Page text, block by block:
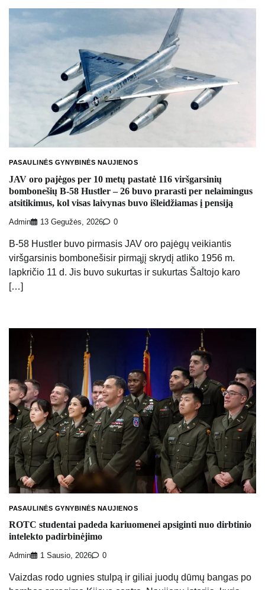
PASAULINĖS GYNYBINĖS NAUJIENOS
JAV oro pajėgos per 10 metų pastatė 116 viršgarsinių
bombonešių B-58 Hustler – 26 buvo prarasti per nelaimingus
atsitikimus, kol visas laivynas buvo išleidžiamas į pensiją
Admin 13 Gegužės, 2026 0
B-58 Hustler buvo pirmasis JAV oro pajėgų veikiantis
viršgarsinis bombonešisir pirmąjį skrydį atliko 1956 m.
lapkričio 11 d. Jis buvo sukurtas ir sukurtas Šaltojo karo
[…]
PASAULINĖS GYNYBINĖS NAUJIENOS
ROTC studentai padeda kariuomenei apsiginti nuo dirbtinio
intelekto padirbinėjimo
Admin 1 Sausio, 2026 0
Vaizdas rodo ugnies stulpą ir giliai juodų dūmų bangas po